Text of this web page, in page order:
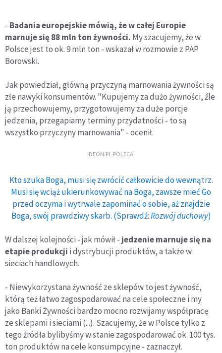
- Badania europejskie mówią, że w całej Europie
marnuje się 88 mln ton żywności. My szacujemy, że w
Polsce jest to ok. 9 mln ton - wskazał w rozmowie z PAP
Borowski.
Jak powiedział, główną przyczyną marnowania żywności są
złe nawyki konsumentów. "Kupujemy za dużo żywności, źle
ją przechowujemy, przygotowujemy za duże porcje
jedzenia, przegapiamy terminy przydatności - to są
wszystko przyczyny marnowania" - ocenił.
DEON.PL POLECA
Kto szuka Boga, musi się zwrócić całkowicie do wewnątrz.
Musi się wciąż ukierunkowywać na Boga, zawsze mieć Go
przed oczyma i wytrwale zapominać o sobie, aż znajdzie
Boga, swój prawdziwy skarb. (Sprawdź:Rozwój duchowy)
W dalszej kolejności - jak mówił - jedzenie marnuje się na
etapie produkcji i dystrybucji produktów, a także w
sieciach handlowych.
- Niewykorzystana żywność ze sklepów to jest żywność,
którą też łatwo zagospodarować na cele społeczne i my
jako Banki Żywności bardzo mocno rozwijamy współpracę
ze sklepami i sieciami (...). Szacujemy, że w Polsce tylko z
tego źródła bylibyśmy w stanie zagospodarować ok. 100 tys.
ton produktów na cele konsumpcyjne - zaznaczył.